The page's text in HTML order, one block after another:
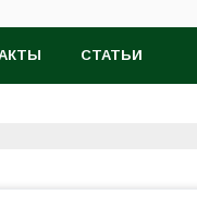
СТАТЬИ